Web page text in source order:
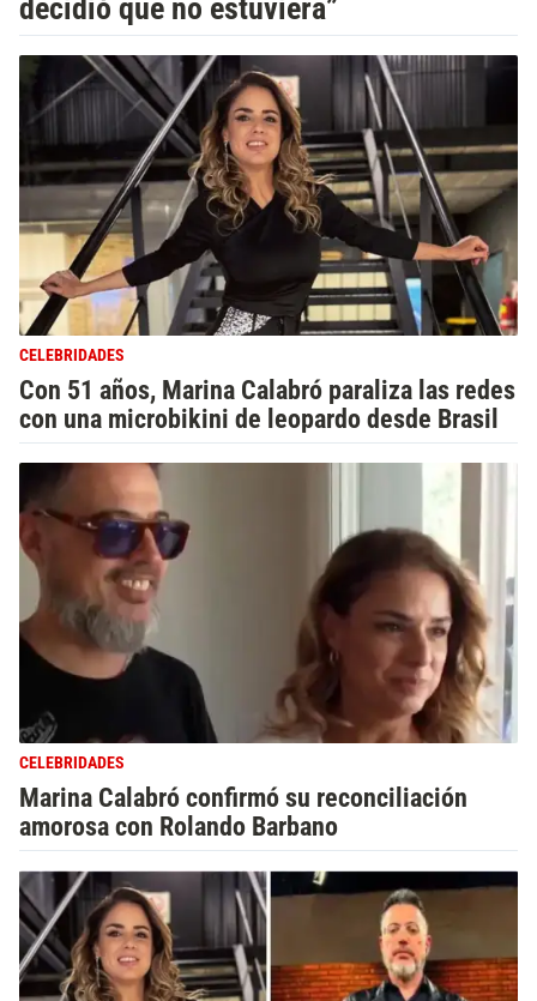
decidió que no estuviera”
CELEBRIDADES
Con 51 años, Marina Calabró paraliza las redes
con una microbikini de leopardo desde Brasil
CELEBRIDADES
Marina Calabró confirmó su reconciliación
amorosa con Rolando Barbano